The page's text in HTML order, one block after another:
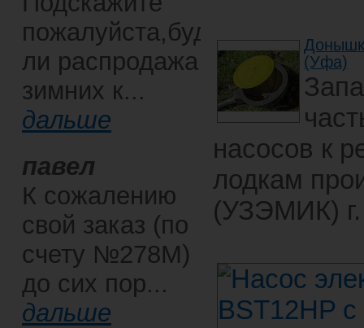
пожалуйста,будет
ли распродажа
зимних к...
дальше
павел
К сожалению
свой заказ (по
счету №278М)
до сих пор...
дальше
(Уфа)
насосов к
лодкам
(УЗЭМИК)